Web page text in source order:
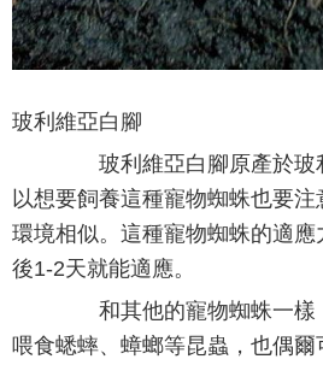
玻利維亞白腳
玻利維亞白腳原產於玻
以想要飼養這種寵物蜘蛛也要
環境相似。這種寵物蜘蛛的適
後1-2天就能適應。
和其他的寵物蜘蛛一樣
喂食蟋蟀、蟑螂等昆蟲，也偶